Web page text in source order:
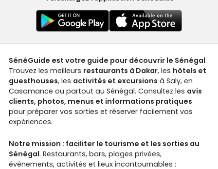
SénéGuide est votre guide pour découvrir le Sénégal.
Trouvez les meilleurs restaurants à Dakar, les hôtels et
guesthouses, les activités et excursions à Saly, en
Casamance ou partout au Sénégal. Consultez les avis
clients, photos, menus et informations pratiques
pour préparer vos sorties et réserver facilement vos
expériences.
Notre mission : faciliter le tourisme et les sorties au
Sénégal. Restaurants, bars, plages privées,
événements, activités et lieux incontournables :